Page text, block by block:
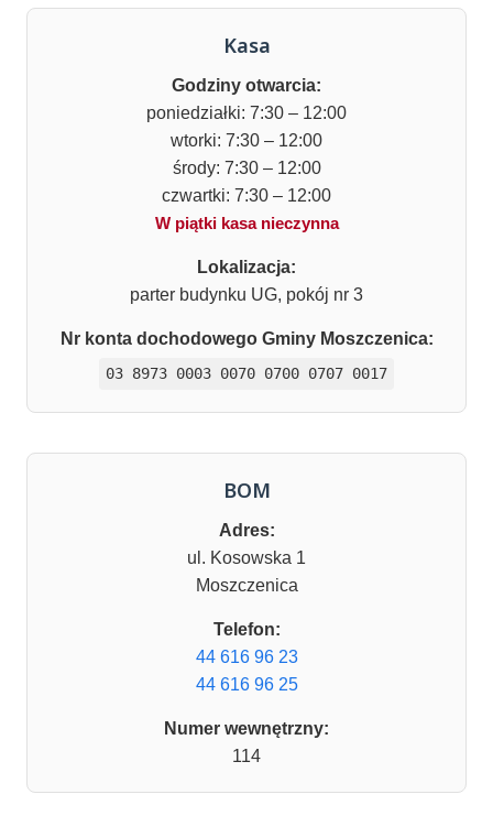
Kasa
Godziny otwarcia:
poniedziałki: 7:30 – 12:00
wtorki: 7:30 – 12:00
środy: 7:30 – 12:00
czwartki: 7:30 – 12:00
W piątki kasa nieczynna
Lokalizacja:
parter budynku UG, pokój nr 3
Nr konta dochodowego Gminy Moszczenica:
03 8973 0003 0070 0700 0707 0017
BOM
Adres:
ul. Kosowska 1
Moszczenica
Telefon:
44 616 96 23
44 616 96 25
Numer wewnętrzny:
114